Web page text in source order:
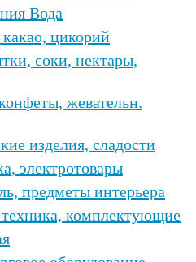
Вода
цикорий
соки, нектары,
жевательн.
изделия, сладости
электротовары
предметы интерьера
комплектующие